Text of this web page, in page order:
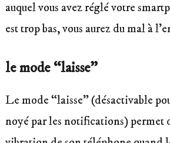
auquel vous avez réglé votre
est trop bas, vous aurez du mal à
le mode “laisse”
Le mode “laisse” (désactivable
noyé par les notifications) permet